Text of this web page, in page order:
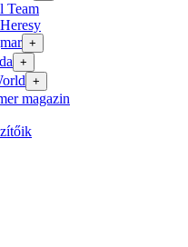
Team
+
+
+
magazin